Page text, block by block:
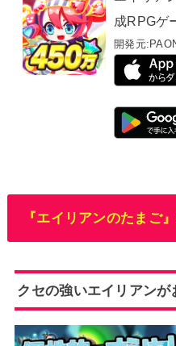
成RPGゲ
開発元:
『エイリアンのたまご
クセの強いエイリアンが